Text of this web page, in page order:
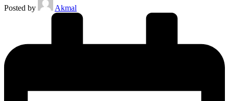
Posted by Akmal